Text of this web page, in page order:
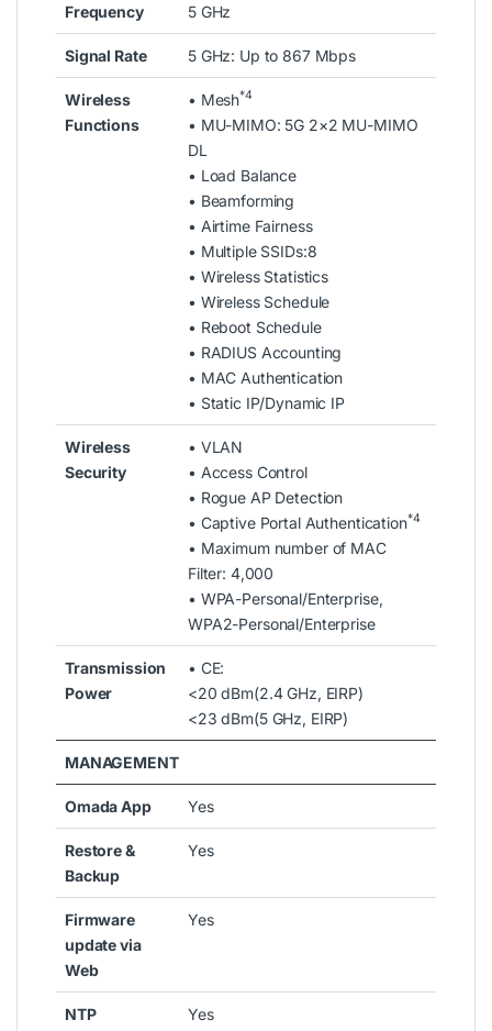
Frequency 5 GHz
Signal Rate 5 GHz: Up to 867 Mbps
Wireless
Functions
• Mesh*4
• MU-MIMO: 5G 2×2 MU-MIMO
DL
• Load Balance
• Beamforming
• Airtime Fairness
• Multiple SSIDs:8
• Wireless Statistics
• Wireless Schedule
• Reboot Schedule
• RADIUS Accounting
• MAC Authentication
• Static IP/Dynamic IP
Wireless
Security
• VLAN
• Access Control
• Rogue AP Detection
• Captive Portal Authentication*4
• Maximum number of MAC
Filter: 4,000
• WPA-Personal/Enterprise,
WPA2-Personal/Enterprise
Transmission
Power
• CE:
<20 dBm(2.4 GHz, EIRP)
<23 dBm(5 GHz, EIRP)
MANAGEMENT
Omada App Yes
Restore &
Backup
Yes
Firmware
update via
Web
Yes
NTP Yes